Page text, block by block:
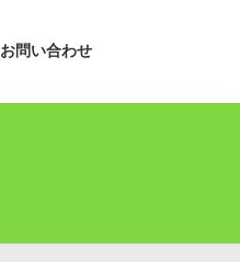
お問い合わせ